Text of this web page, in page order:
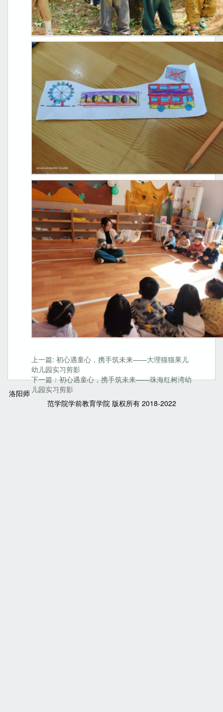
上一篇: 初心遇童心，携手筑未来——大理猫猫果儿
幼儿园实习剪影
下一篇：初心遇童心，携手筑未来——珠海红树湾幼
儿园实习剪影
洛阳师
范学院学前教育学院 版权所有 2018-2022